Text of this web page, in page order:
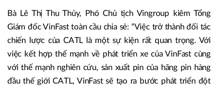
Bà Lê Thị Thu Thủy, Phó Chủ tịch Vingroup kiêm Tổng
Giám đốc VinFast toàn cầu chia sẻ: “Việc trở thành đối tác
chiến lược của CATL là một sự kiện rất quan trọng. Với
việc kết hợp thế mạnh về phát triển xe của VinFast cùng
với thế mạnh nghiên cứu, sản xuất pin của hãng pin hàng
đầu thế giới CATL, VinFast sẽ tạo ra bước phát triển đột